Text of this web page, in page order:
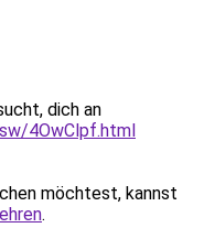
dich an
4OwClpf.html
möchtest, kannst
.